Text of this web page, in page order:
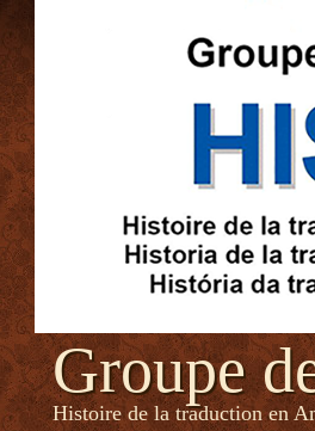
Groupe
Histoire de la traduction en